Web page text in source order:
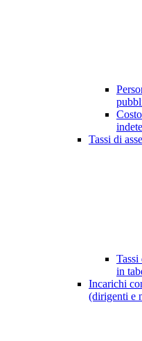
Tassi di
Tassi
in
Incarichi
(dirigenti e